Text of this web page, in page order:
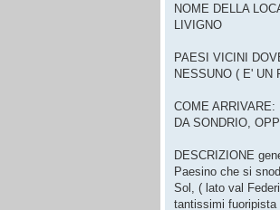
NOME DELLA
LIVIGNO
PAESI VICINI
NESSUNO ( E' UN
COME ARRIVARE:
DA SONDRIO,
DESCRIZIONE
Paesino che si
Sol, ( lato val
tantissimi fuoripista